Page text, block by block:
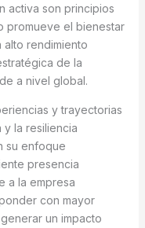
activa son principios
promueve el bienestar
rendimiento
de la
a nivel global.
y trayectorias
y la resiliencia
su enfoque
presencia
a la empresa
con mayor
un impacto